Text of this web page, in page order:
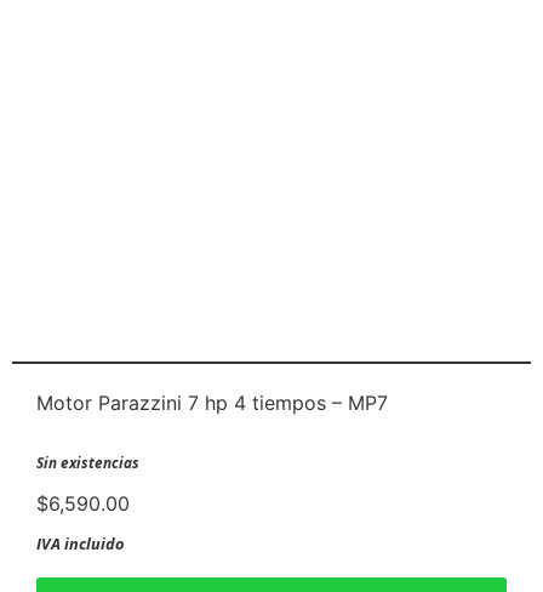
Motor Parazzini 7 hp 4 tiempos – MP7
Sin existencias
$6,590.00
IVA incluido